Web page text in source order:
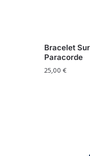
Bracelet
Paracorde
25,00€